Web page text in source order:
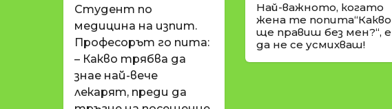
Студент по
медицина на изпит.
Професорът го пита:
– Какво трябва да
знае най-вече
лекарят, преди да
Най-важното, когато
жена те попита“Какво
ще правиш без мен?“, е
да не се усмихваш!